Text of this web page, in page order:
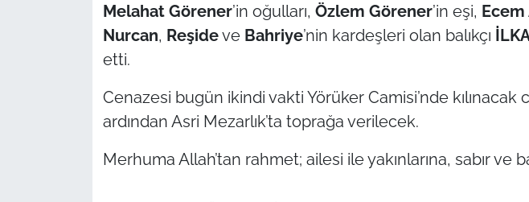
Melahat Görener’in oğulları, Özlem Görener’in eşi, Ecem
Nurcan, Reşideve Bahriye’nin kardeşleri olan balıkçı
etti.
Cenazesi bugün ikindi vakti Yörüker Camisi’nde kılınacak
ardından Asri Mezarlık’ta toprağa verilecek.
Merhuma Allah’tan rahmet; ailesi ile yakınlarına, sabır ve
ÇANAKKALE
TÜRKİYE